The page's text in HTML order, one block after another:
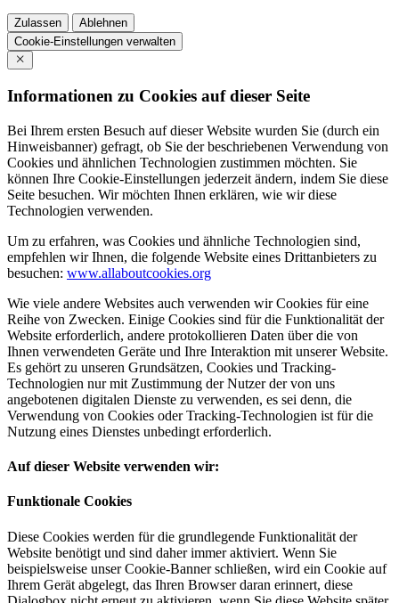
Zulassen
Ablehnen
Cookie-Einstellungen verwalten
Informationen zu Cookies auf dieser Seite
Bei Ihrem ersten Besuch auf dieser Website wurden Sie (durch ein
Hinweisbanner) gefragt, ob Sie der beschriebenen Verwendung von
Cookies und ähnlichen Technologien zustimmen möchten. Sie
können Ihre Cookie-Einstellungen jederzeit ändern, indem Sie diese
Seite besuchen. Wir möchten Ihnen erklären, wie wir diese
Technologien verwenden.
Um zu erfahren, was Cookies und ähnliche Technologien sind,
empfehlen wir Ihnen, die folgende Website eines Drittanbieters zu
besuchen: www.allaboutcookies.org
Wie viele andere Websites auch verwenden wir Cookies für eine
Reihe von Zwecken. Einige Cookies sind für die Funktionalität der
Website erforderlich, andere protokollieren Daten über die von
Ihnen verwendeten Geräte und Ihre Interaktion mit unserer Website.
Es gehört zu unseren Grundsätzen, Cookies und Tracking-
Technologien nur mit Zustimmung der Nutzer der von uns
angebotenen digitalen Dienste zu verwenden, es sei denn, die
Verwendung von Cookies oder Tracking-Technologien ist für die
Nutzung eines Dienstes unbedingt erforderlich.
Auf dieser Website verwenden wir:
Funktionale Cookies
Diese Cookies werden für die grundlegende Funktionalität der
Website benötigt und sind daher immer aktiviert. Wenn Sie
beispielsweise unser Cookie-Banner schließen, wird ein Cookie auf
Ihrem Gerät abgelegt, das Ihren Browser daran erinnert, diese